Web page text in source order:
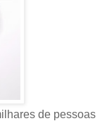
de pessoas